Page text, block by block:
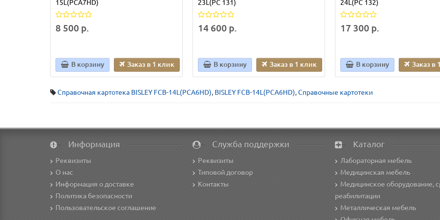
15L(PCA7HD)
8 500 р.
В корзину Заказ в 1 клик
23L(PC 131)
14 600 р.
В корзину Заказ в 1 клик
24L(PC 132)
17 300 р.
В корзину Заказ в
Справочная картотека BISLEY FCB-14L(PCA6HD), BISLEY FCB-14L(PCA6HD),Справочные картотеки
Информация
Реквизиты
О нас
Информация о доставке
Политика безопасности
Пользовательское соглашение
Служба поддержки
Реквизиты
Типовой договор
Контакты
Каталог
Лабораторная мебель
Медицинская мебель
Медицинское оборудование,
реабилитации
Металлическая мебель